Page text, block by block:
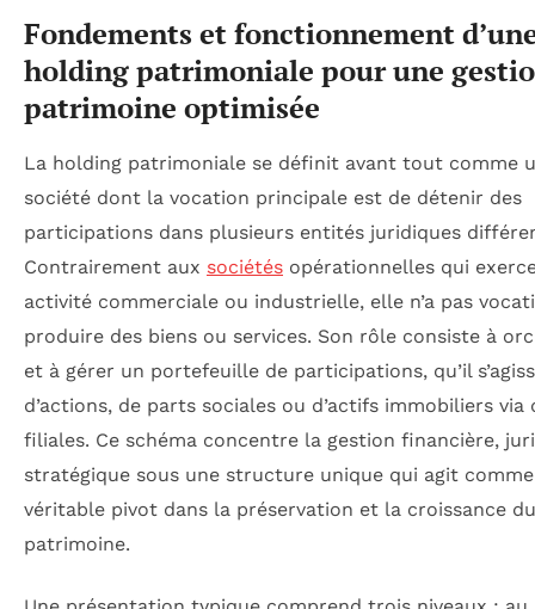
Fondements et fonctionnement
holding patrimoniale pour une
patrimoine optimisée
La holding patrimoniale se définit avant tout comme
société dont la vocation principale est de détenir des
participations dans plusieurs entités juridiques
Contrairement aux sociétés opérationnelles qui
activité commerciale ou industrielle, elle n’a pas
produire des biens ou services. Son rôle consiste à
et à gérer un portefeuille de participations, qu’il
d’actions, de parts sociales ou d’actifs immobiliers via
filiales. Ce schéma concentre la gestion financière,
stratégique sous une structure unique qui agit
véritable pivot dans la préservation et la croissance du
patrimoine.